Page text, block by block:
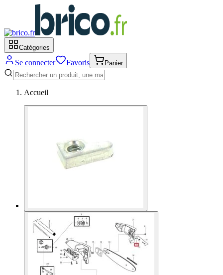
Catégories
Se connecter Favoris Panier
Accueil